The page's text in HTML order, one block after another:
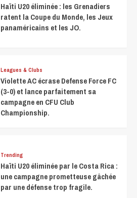
Haïti U20 éliminée : les Grenadiers
ratent la Coupe du Monde, les Jeux
panaméricains et les JO.
Leagues & Clubs
Violette AC écrase Defense Force FC
(3-0) et lance parfaitement sa
campagne en CFU Club
Championship.
Trending
Haïti U20 éliminée par le Costa Rica :
une campagne prometteuse gâchée
par une défense trop fragile.